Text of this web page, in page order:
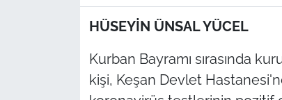
HÜSEYİN ÜNSAL YÜCEL
Kurban Bayramı sırasında
kişi, Keşan Devlet
ÇANAKKALE